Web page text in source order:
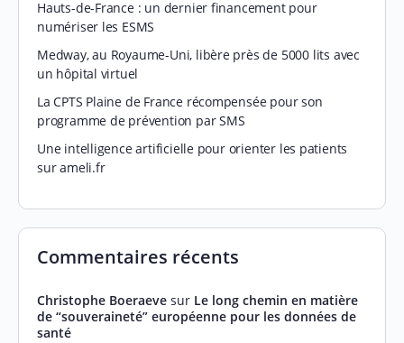
Hauts-de-France : un dernier financement pour
numériser les ESMS
Medway, au Royaume-Uni, libère près de 5000 lits avec
un hôpital virtuel
La CPTS Plaine de France récompensée pour son
programme de prévention par SMS
Une intelligence artificielle pour orienter les patients
sur ameli.fr
Commentaires récents
Christophe Boeraeve sur Le long chemin en matière
de “souveraineté” européenne pour les données de
santé